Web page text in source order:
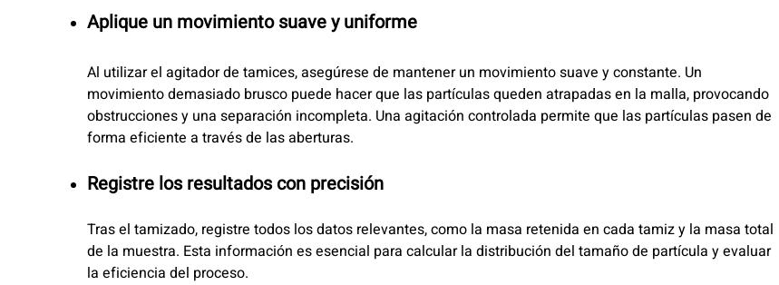
Aplique un movimiento suave y uniforme
Al utilizar el agitador de tamices, asegúrese de mantener un movimiento suave y constante. Un
movimiento demasiado brusco puede hacer que las partículas queden atrapadas en la malla, provocando
obstrucciones y una separación incompleta. Una agitación controlada permite que las partículas pasen de
forma eficiente a través de las aberturas.
Registre los resultados con precisión
Tras el tamizado, registre todos los datos relevantes, como la masa retenida en cada tamiz y la masa total
de la muestra. Esta información es esencial para calcular la distribución del tamaño de partícula y evaluar
la eficiencia del proceso.